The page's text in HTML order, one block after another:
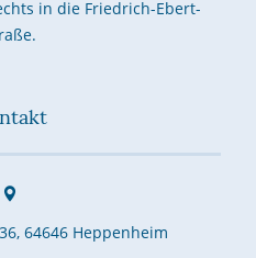
in die Friedrich-Ebert-
64646 Heppenheim